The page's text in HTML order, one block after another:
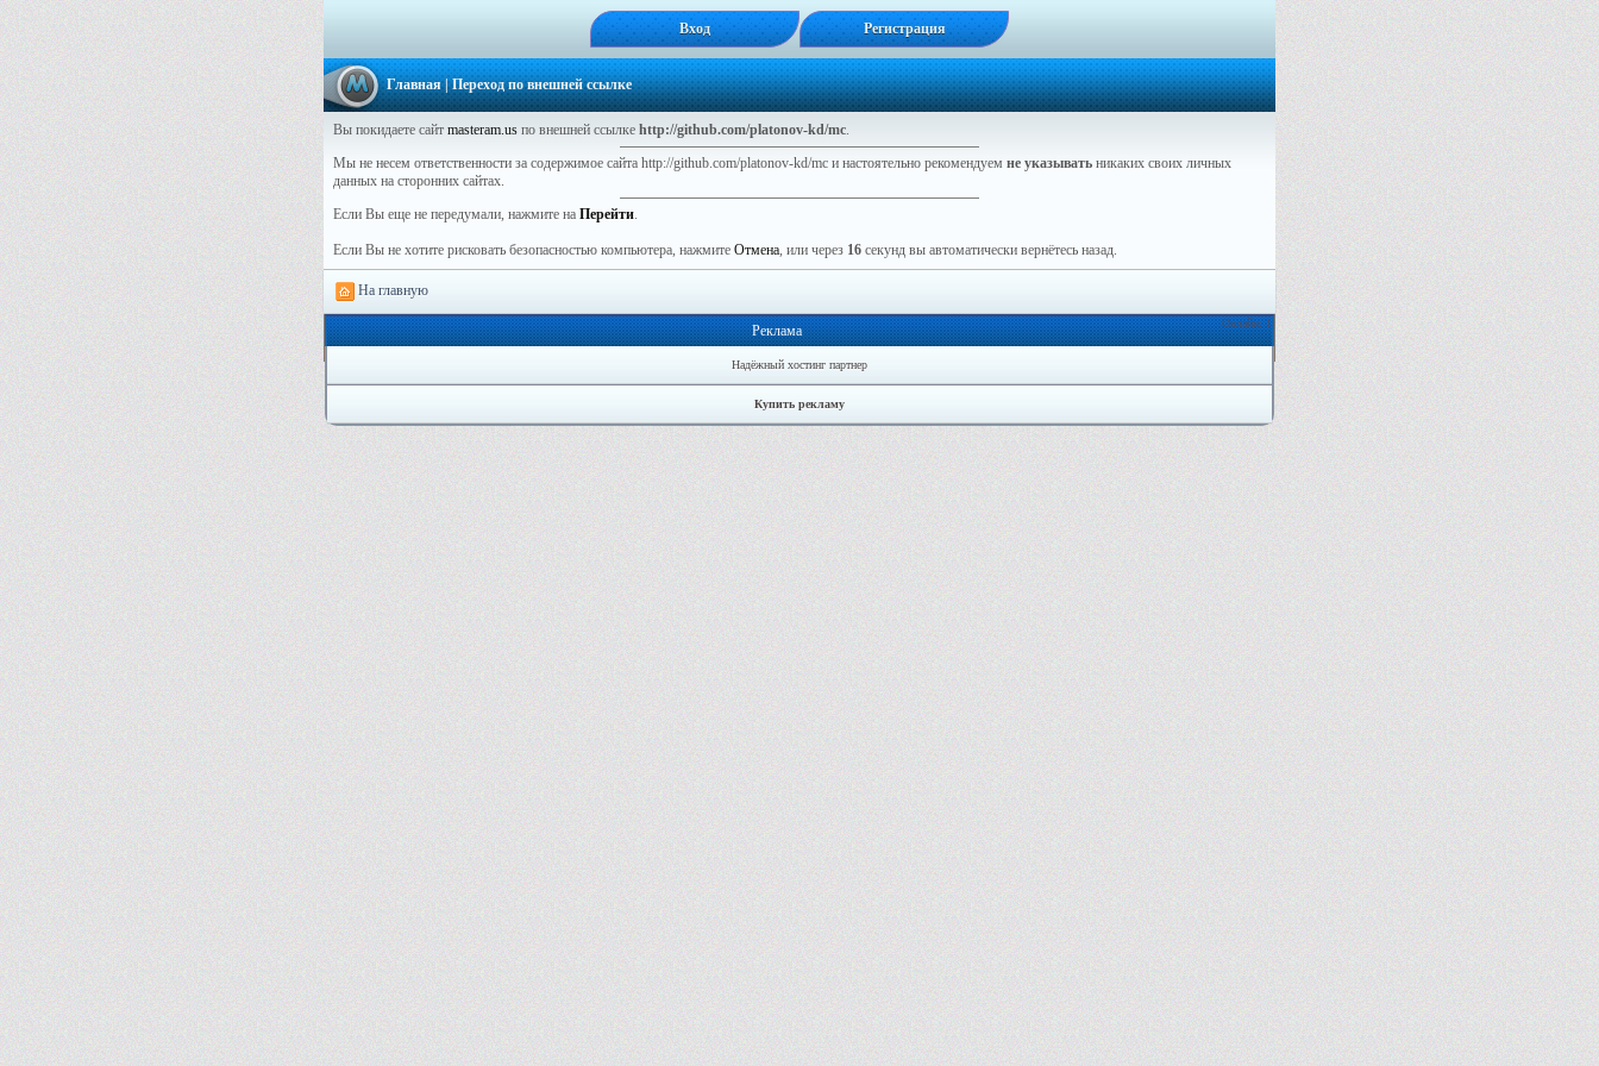
Вход Регистрация
Главная| Переход по внешней ссылке
Вы покидаете сайт masteram.us по внешней ссылке http://github.com/platonov-kd/mc.
Мы не несем ответственности за содержимое сайта http://github.com/platonov-kd/mc и настоятельно рекомендуем не указывать никаких своих личных
данных на сторонних сайтах.
Если Вы еще не передумали, нажмите на Перейти.
Если Вы не хотите рисковать безопасностью компьютера, нажмите Отмена, или через 16 секунд вы автоматически вернётесь назад.
На главную
Онлайн: 1
Реклама
Надёжный хостинг партнер
Купить рекламу